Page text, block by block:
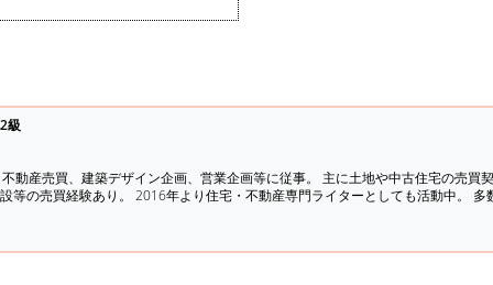
級
動産売買、建築デザイン企画、営業企画等に従事。 主に土地や中古住宅の売買
等の売買経験あり。 2016年より住宅・不動産専門ライターとしても活動中。